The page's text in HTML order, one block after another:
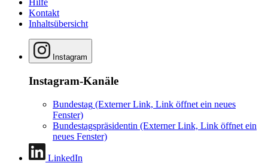
Hilfe
Kontakt
Inhaltsübersicht
Instagram
Instagram-Kanäle
Bundestag (Externer Link, Link öffnet ein neues
Fenster)
Bundestagspräsidentin (Externer Link, Link öffnet ein
neues Fenster)
LinkedIn